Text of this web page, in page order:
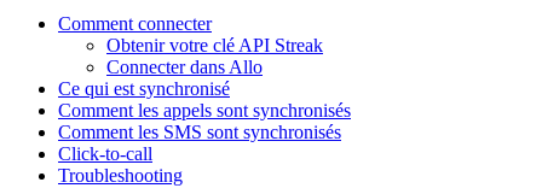
Comment connecter
Obtenir votre clé API Streak
Connecter dans Allo
Ce qui est synchronisé
Comment les appels sont synchronisés
Comment les SMS sont synchronisés
Click-to-call
Troubleshooting